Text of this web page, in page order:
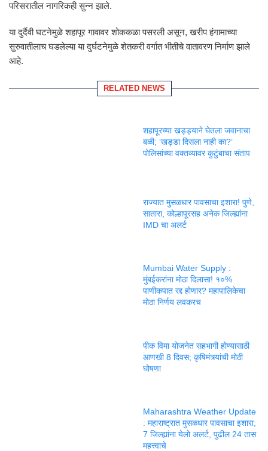
परिसरातील नागरिकही सुन्न झाले.
या दुर्दैवी घटनेमुळे शहापूर गावावर शोककळा पसरली असून, खरीप हंगामाच्या
सुरुवातीलाच घडलेल्या या दुर्घटनेमुळे शेतकरी वर्गात भीतीचे वातावरण निर्माण झाले
आहे.
RELATED NEWS
शहापूरच्या खड्ड्याने घेतला जवानाचा
बळी; ‘खड्डा दिसला नाही का?’
पोलिसांच्या वक्तव्यावर कुटुंबाचा संताप
राज्यात मुसळधार पावसाचा इशारा! पुणे,
सातारा, कोल्हापूरसह अनेक जिल्ह्यांना
IMD चा अलर्ट
Mumbai Water Supply :
मुंबईकरांना मोठा दिलासा! १०%
पाणीकपात रद्द होणार? महापालिकेचा
मोठा निर्णय लवकरच
पीक विमा योजनेत सहभागी होण्यासाठी
आणखी 8 दिवस; कृषिमंत्र्यांची मोठी
घोषणा
Maharashtra Weather Update
: महाराष्ट्रात मुसळधार पावसाचा इशारा;
7 जिल्ह्यांना येलो अलर्ट, पुढील 24 तास
महत्त्वाचे